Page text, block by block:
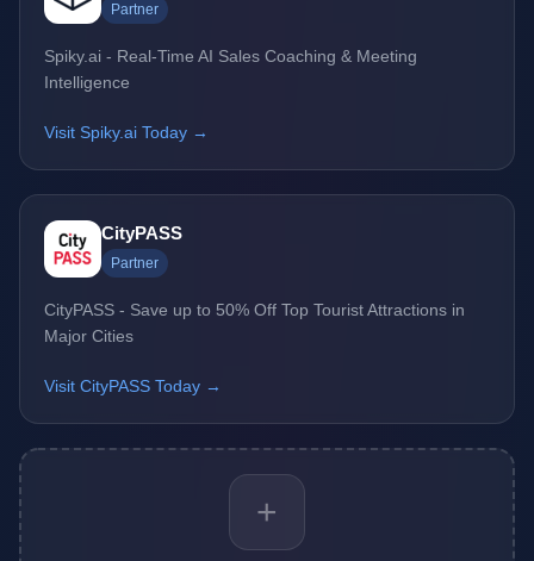
Partner
Spiky.ai - Real-Time AI Sales Coaching & Meeting
Intelligence
Visit Spiky.ai Today →
CityPASS
Partner
CityPASS - Save up to 50% Off Top Tourist Attractions in
Major Cities
Visit CityPASS Today →
+